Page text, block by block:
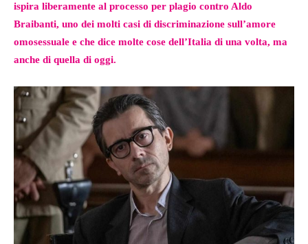
ispira liberamente al processo per plagio contro Aldo
Braibanti, uno dei molti casi di discriminazione sull’amore
omosessuale e che dice molte cose dell’Italia di una volta, ma
anche di quella di oggi.